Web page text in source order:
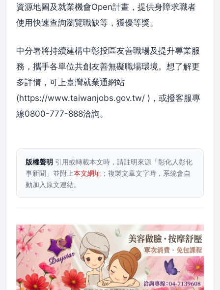
資源地圖及就業機會Open計畫，提供身障求職者
使用快速查詢瀏覽職缺等，獲優等獎。
中分署將持續建構中彰投區友善職場及提升專業服
務，攜手各單位共創友善無礙職場環境。想了解更
多詳情，可上臺灣就業通網站
(https://www.taiwanjobs.gov.tw/ )，或撥客服專
線0800-777-888洽詢。
版權聲明 引用或轉載本文時，請註明來源「彰化人彰化
事新聞」並附上本文網址 ；複製文章文字時，系統會自
動加入原文連結。